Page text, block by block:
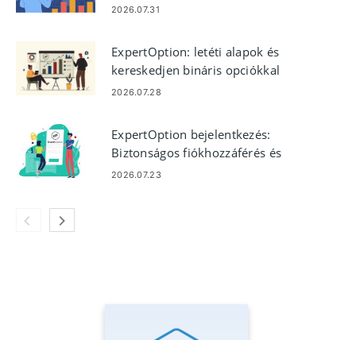
követelmények
2026.07.31
ExpertOption: letéti alapok és
kereskedjen bináris opciókkal
2026.07.28
ExpertOption bejelentkezés:
Biztonságos fiókhozzáférés és
hibaelhárítás
2026.07.23